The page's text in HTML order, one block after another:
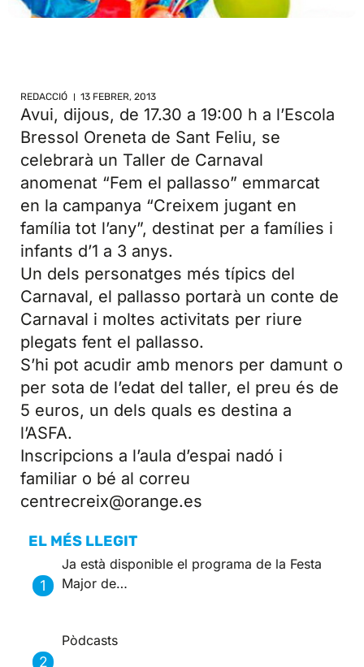
REDACCIÓ 13 FEBRER, 2013
Avui, dijous, de 17.30 a 19:00 h a l’Escola
Bressol Oreneta de Sant Feliu, se
celebrarà un Taller de Carnaval
anomenat “Fem el pallasso” emmarcat
en la campanya “Creixem jugant en
família tot l’any”, destinat per a famílies i
infants d’1 a 3 anys.
Un dels personatges més típics del
Carnaval, el pallasso portarà un conte de
Carnaval i moltes activitats per riure
plegats fent el pallasso.
S’hi pot acudir amb menors per damunt o
per sota de l’edat del taller, el preu és de
5 euros, un dels quals es destina a
l’ASFA.
Inscripcions a l’aula d’espai nadó i
familiar o bé al correu
centrecreix@orange.es
EL MÉS LLEGIT
Ja està disponible el programa de la Festa
Major de…
Pòdcasts